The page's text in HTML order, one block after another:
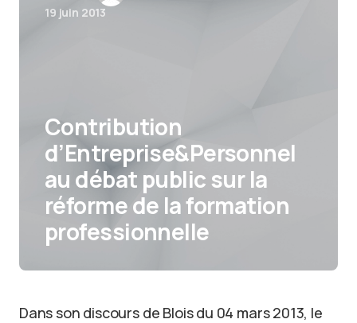
19 juin 2013
Contribution
d’Entreprise&Personnel
au débat public sur la
réforme de la formation
professionnelle
Dans son discours de Blois du 04 mars 2013, le